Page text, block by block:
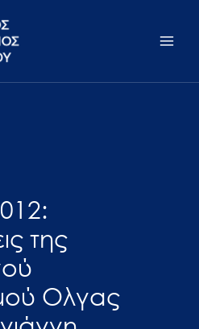
της
Ολγας